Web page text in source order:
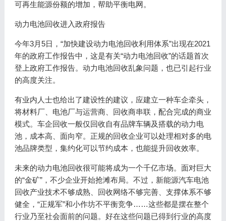
可再生能源份额的增加，帮助平衡电网。
动力电池回收进入政府报告
今年3月5日，“加快建设动力电池回收利用体系”出现在2021
年的政府工作报告中，这是有关“动力电池回收”的话题首次
登上政府工作报告。动力电池回收乱象问题，也已引起行业
的高度关注。
有业内人士也给出了建设性的建议，应建立一种车企牵头，
将材料厂、电池厂与运营商、回收商串联，配合完成的商业
模式。车企回收一般仅回收自有品牌车辆及搭载的动力电
池，成本高、面向窄。正规的回收企业可以处理相对多的电
池品牌类型，集约化可以节约成本，也能提升回收效率。
未来的动力电池回收很可能将成为一个千亿市场。面对巨大
的“金矿”，不少企业开始抢滩布局。不过，新能源汽车电池
回收产业技术不够成熟、回收网络不够完善、支撑体系不够
健全，“正规军”和小作坊不平衡竞争……这些都是摆在整个
行业乃至社会面前的问题。好在这些问题已得到行业的高度